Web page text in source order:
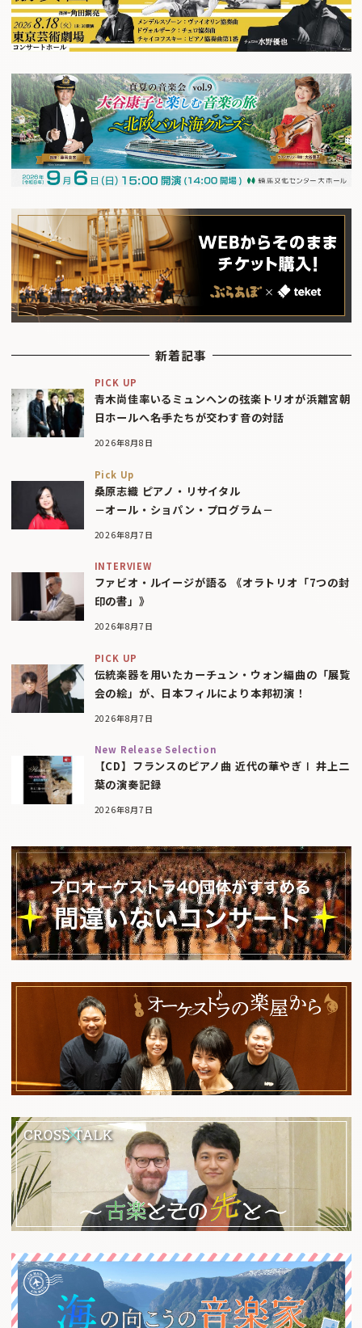
新着記事
PICK UP
青木尚佳率いるミュンヘンの弦楽トリオが浜離宮朝
日ホールへ――名手たちが交わす音の対話
2026年8月8日
Pick Up
桑原志織 ピアノ・リサイタル
－オール・ショパン・プログラム－
2026年8月7日
INTERVIEW
ファビオ・ルイージが語る 《オラトリオ「7つの封
印の書」》
2026年8月7日
PICK UP
伝統楽器を用いたカーチュン・ウォン編曲の「展覧
会の絵」が、日本フィルにより本邦初演！
2026年8月7日
New Release Selection
【CD】フランスのピアノ曲 近代の華やぎⅠ 井上二
葉の演奏記録
2026年8月7日